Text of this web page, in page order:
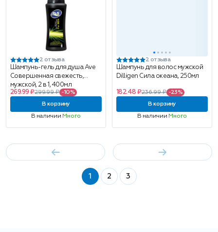
2 отзыва
Шампунь-гель для душа Ave
Совершенная свежесть,
мужской, 2 в 1, 400мл
269.99 ₽299.99 ₽ -10%
В корзину
В наличии Много
2 отзыва
Шампунь для волос мужской
Dilligen Сила океана, 250мл
182.48 ₽236.99 ₽ -23%
В корзину
В наличии Много
1 2 3